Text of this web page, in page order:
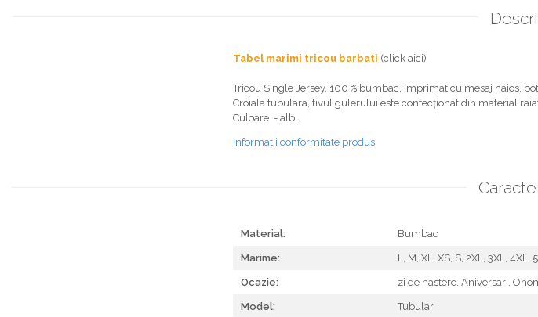
Tabel marimi tricou barbati (click aici)
Tricou Single Jersey, 100 % bumbac, imprimat cu mesaj haios,
Croiala tubulara, tivul gulerului este confecționat din material
Culoare - alb.
Informatii conformitate produs
Material: Bumbac
Marime: L, M, XL, XS, S, 2XL, 3XL, 4XL,
Ocazie: zi de nastere, Aniversari,
Model: Tubular